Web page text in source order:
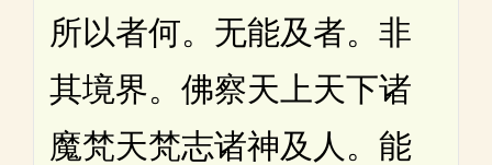
所以者何。无能及者。非
其境界。佛察天上天下诸
魔梵天梵志诸神及人。能